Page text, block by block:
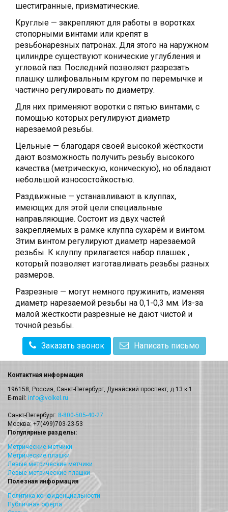
шестигранные, призматические.
Круглые — закрепляют для работы в воротках
стопорными винтами или крепят в
резьбонарезных патронах. Для этого на наружном
цилиндре существуют конические углубления и
угловой паз. Последний позволяет разрезать
плашку шлифовальным кругом по перемычке и
частично регулировать по диаметру.
Для них применяют воротки с пятью винтами, с
помощью которых регулируют диаметр
нарезаемой резьбы.
Цельные — благодаря своей высокой жёсткости
дают возможность получить резьбу высокого
качества (метрическую, коническую), но обладают
небольшой износостойкостью.
Раздвижные — устанавливают в клуппах,
имеющих для этой цели специальные
направляющие. Состоит из двух частей
закрепляемых в рамке клуппа сухарём и винтом.
Этим винтом регулируют диаметр нарезаемой
резьбы. К клуппу прилагается набор плашек ,
который позволяет изготавливать резьбы разных
размеров.
Разрезные — могут немного пружинить, изменяя
диаметр нарезаемой резьбы на 0,1-0,3 мм. Из-за
малой жёсткости разрезные не дают чистой и
точной резьбы.
Заказать звонок Написать письмо
Контактная информация
196158, Россия, Санкт-Петербург, Дунайский проспект, д.13 к.1
E-mail: info@volkel.ru
Санкт-Петербург: 8-800-505-40-27
Москва: +7(499)703-23-53
Популярные разделы:
Метрические метчики
Метрические плашки
Левые метрические метчики
Левые метрические плашки
Полезная информация
Политика конфиденциальности
Публичная оферта